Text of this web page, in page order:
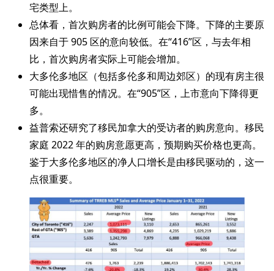
宅类型上。
总体看，首次购房者的比例可能会下降。下降的主要原
因来自于 905 区的意向较低。在“416”区，与去年相
比，首次购房者实际上可能会增加。
大多伦多地区（包括多伦多和周边郊区）的现有房主很
可能出现惜售的情况。在“905”区，上市意向下降得更
多。
益普索还研究了移民加拿大的受访者的购房意向。移民
家庭 2022 年的购房意愿更高，预期购买价格也更高。
鉴于大多伦多地区的净人口增长是由移民驱动的，这一
点很重要。